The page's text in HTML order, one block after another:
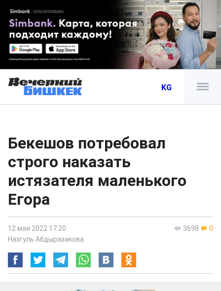
KG
Бекешов потребовал
строго наказать
истязателя маленького
Егора
3698 0
12 мая 2022 17:20
Назгуль Абдыразакова